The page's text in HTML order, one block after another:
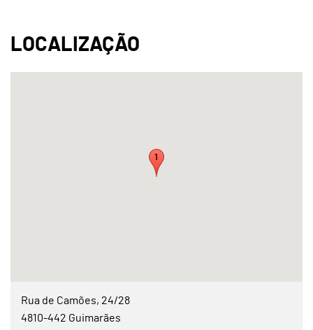
Rua de Camões, 24/28
4810-442 Guimarães